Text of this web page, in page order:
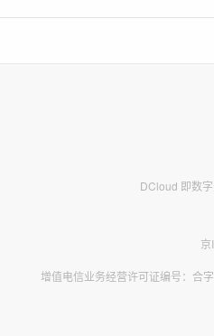
DCloud 即数
增值电信业务经营许可证编号：合